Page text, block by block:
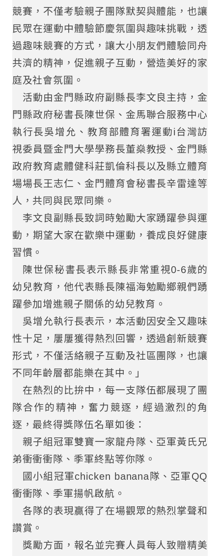
競賽，不僅考驗親子團隊默契與體能，也讓
民眾在運動中體驗節慶氛圍與趣味挑戰，透
過趣味競賽的方式，讓大小朋友們體驗同舟
共濟的精神，促進親子互動，營造美好的家
庭及社會氛圍。
活動由金門縣政府副縣長李文良主持，金
門縣政府秘書長陳世保、金馬聯合服務中心
執行長吳增允、教育部體育署運動i台灣訪
視委員暨金門大學學務長董燊教授、金門縣
政府教育處體健科莊凱倫科長以及縣立體育
場場長王志仁、金門體育會秘書長辛雷達等
人，共同與民眾同樂。
李文良副縣長致詞時勉勵大家踴躍參與運
動，期望大家在歡樂中運動，養成良好健康
習慣。
陳世保秘書長表示縣長非常重視0-6歲的
幼兒教育，他代表縣長陳福海勉勵鄉親們踴
躍參加增進親子關係的幼兒教育。
吳增允執行長表示，本活動因安全又趣味
性十足，屢屢獲得熱烈回響，透過創新競賽
形式，不僅活絡親子互動及社區團隊，也讓
不同年齡層都能樂在其中。」
在熱烈的比拚中，每一支隊伍都展現了團
隊合作的精神，奮力競逐，經過激烈的角
逐，最終得獎隊伍名單如後：
親子組冠軍雙寶一家龍舟隊、亞軍黃氏兄
弟衝衝衝隊、季軍終點等你隊。
國小組冠軍chicken banana隊、亞軍QQ
衝衝隊、季軍揚帆啟航。
各隊的表現贏得了在場觀眾的熱烈掌聲和
讚賞。
獎勵方面，報名並完賽人員每人致贈精美